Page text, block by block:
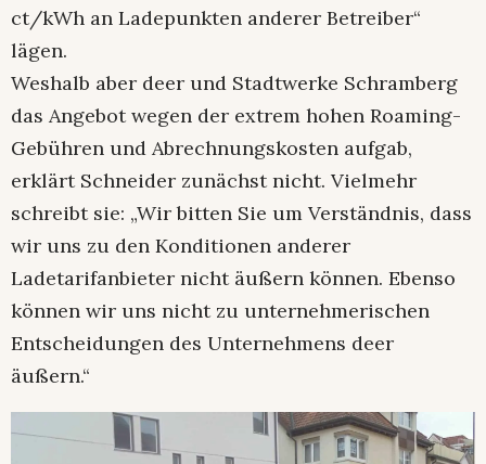
ct/kWh an Ladepunkten anderer Betreiber“
lägen.
Weshalb aber deer und Stadtwerke Schramberg
das Angebot wegen der extrem hohen Roaming-
Gebühren und Abrechnungskosten aufgab,
erklärt Schneider zunächst nicht. Vielmehr
schreibt sie: „Wir bitten Sie um Verständnis, dass
wir uns zu den Konditionen anderer
Ladetarifanbieter nicht äußern können. Ebenso
können wir uns nicht zu unternehmerischen
Entscheidungen des Unternehmens deer
äußern.“